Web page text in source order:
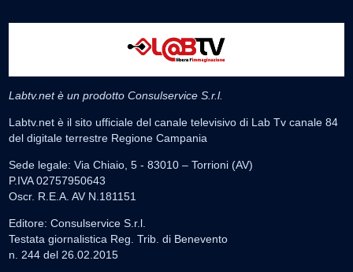
Labtv.net è un prodotto Consulservice S.r.l.
Labtv.net è il sito ufficiale del canale televisivo di Lab Tv canale 84
del digitale terrestre Regione Campania
Sede legale: Via Chiaio, 5 - 83010 – Torrioni (AV)
P.IVA 02757950643
Oscr. R.E.A. AV N.181151
Editore: Consulservice S.r.l.
Testata giornalistica Reg. Trib. di Benevento
n. 244 del 26.02.2015